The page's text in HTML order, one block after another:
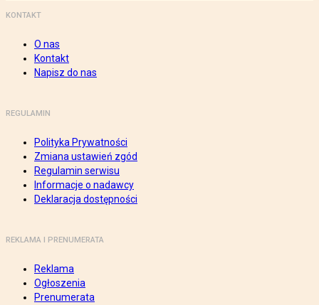
KONTAKT
O nas
Kontakt
Napisz do nas
REGULAMIN
Polityka Prywatności
Zmiana ustawień zgód
Regulamin serwisu
Informacje o nadawcy
Deklaracja dostępności
REKLAMA I PRENUMERATA
Reklama
Ogłoszenia
Prenumerata